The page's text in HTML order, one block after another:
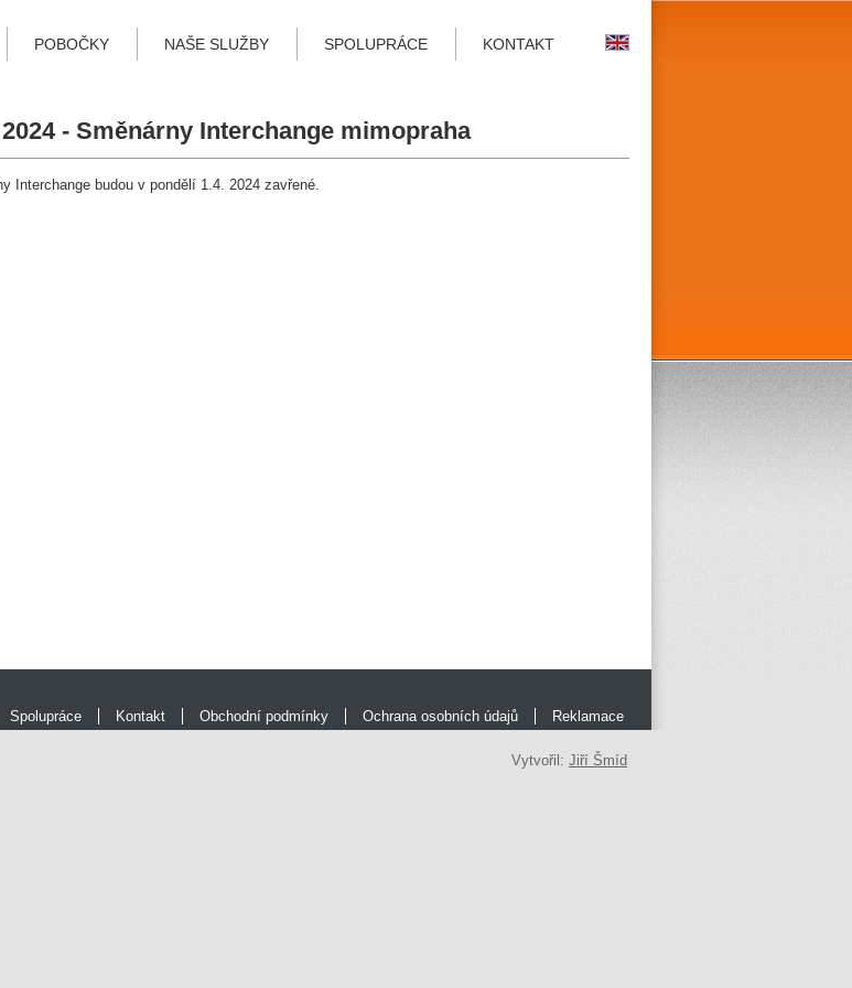
POBOČKY NAŠE SLUŽBY SPOLUPRÁCE KONTAKT
- Směnárny Interchange mimopraha
Interchange budou v pondělí 1.4. 2024 zavřené.
Spolupráce Kontakt Obchodní podmínky Ochrana osobních údajů Reklamace
Vytvořil: Jiří Šmíd